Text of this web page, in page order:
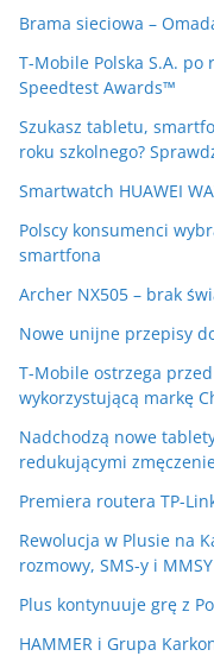
Brama sieciowa –
T-Mobile Polska S.A.
Speedtest Awards™
Szukasz tabletu,
roku szkolnego?
Smartwatch HUAWEI
Polscy konsumenci
smartfona
Archer NX505 – brak
Nowe unijne przepisy
T-Mobile ostrzega
wykorzystującą markę
Nadchodzą nowe
redukującymi
Premiera routera TP-
Rewolucja w Plusie na
rozmowy, SMS-y i MMSY
Plus kontynuuje grę z
HAMMER i Grupa